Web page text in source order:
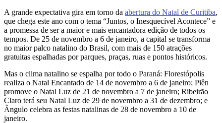
A grande expectativa gira em torno da abertura do Natal de Curitiba,
que chega este ano com o tema “Juntos, o Inesquecível Acontece” e
a promessa de ser a maior e mais encantadora edição de todos os
tempos. De 25 de novembro a 6 de janeiro, a capital se transforma
no maior palco natalino do Brasil, com mais de 150 atrações
gratuitas espalhadas por parques, praças, ruas e pontos históricos.
Mas o clima natalino se espalha por todo o Paraná: Florestópolis
realiza o Natal Encantado de 14 de novembro a 6 de janeiro; Piên
promove o Natal Luz de 21 de novembro a 7 de janeiro; Ribeirão
Claro terá seu Natal Luz de 29 de novembro a 31 de dezembro; e
Ângulo celebra as festas natalinas de 28 de novembro a 10 de
janeiro.